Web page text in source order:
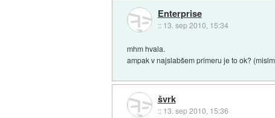
Enterprise
:: 13. sep 2010, 15:34
mhm hvala.
ampak v najslabšem primeru je to ok?
švrk
:: 13. sep 2010, 15:36